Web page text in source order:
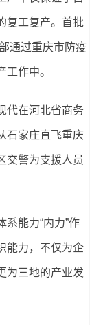
复工复产。首批
通过重庆市防疫
作中。
在河北省商务
石家庄直飞重庆
交警为支援人员
能力“内力”作
能力，不仅为企
为三地的产业发